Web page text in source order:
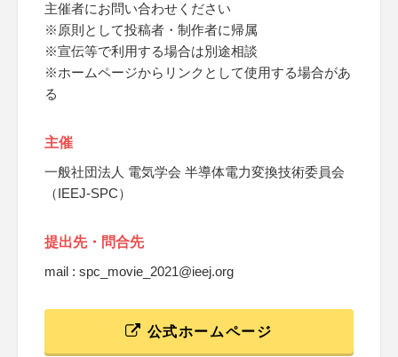
主催者にお問い合わせください
※原則として投稿者・制作者に帰属
※宣伝等で利用する場合は別途相談
※ホームページからリンクとして使用する場合があ
る
主催
一般社団法人 電気学会 半導体電力変換技術委員会
（IEEJ-SPC）
提出先・問合先
mail : spc_movie_2021@ieej.org
公式ホームページ